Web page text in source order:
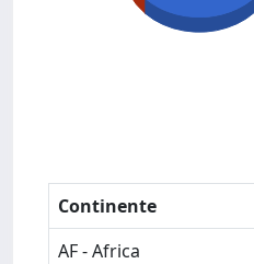
Continente
AF - Africa